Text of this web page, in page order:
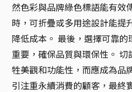
然色彩與品牌綠色標語能有效
時，可折疊或多用途設計能提
降低成本。 最後，選擇可靠
重要，確保品質與環保性。
牲美觀和功能性，而應成為品
引注重永續消費的顧客，最終